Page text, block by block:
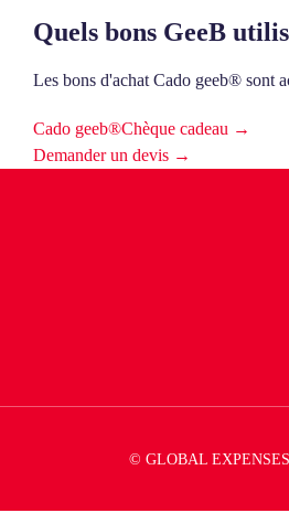
Quels bons GeeB
Les bons d'achat Cado geeb®
Cado geeb®Chèque cadeau →
Demander un devis →
© GLOBAL